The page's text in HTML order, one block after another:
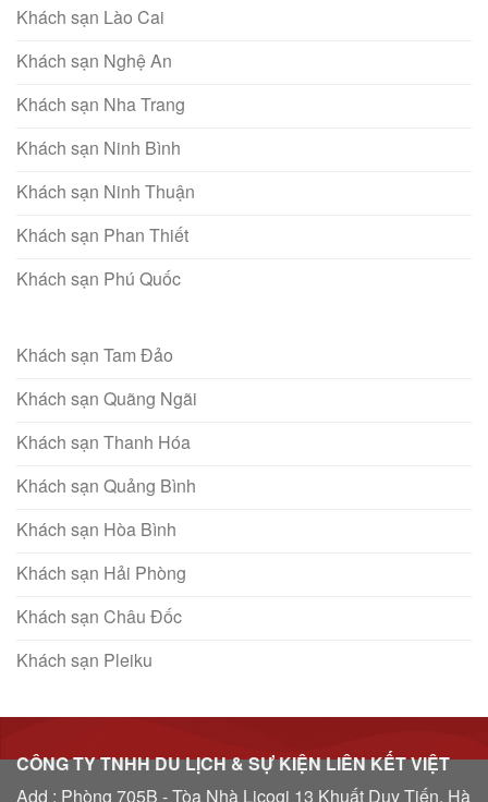
Khách sạn Lào Cai
Khách sạn Nghệ An
Khách sạn Nha Trang
Khách sạn Ninh Bình
Khách sạn Ninh Thuận
Khách sạn Phan Thiết
Khách sạn Phú Quốc
Khách sạn Tam Đảo
Khách sạn Quãng Ngãi
Khách sạn Thanh Hóa
Khách sạn Quảng Bình
Khách sạn Hòa Bình
Khách sạn Hải Phòng
Khách sạn Châu Đốc
Khách sạn Pleiku
CÔNG TY TNHH DU LỊCH & SỰ KIỆN LIÊN KẾT VIỆT
Add : Phòng 705B - Tòa Nhà Licogi 13 Khuất Duy Tiến, Hà